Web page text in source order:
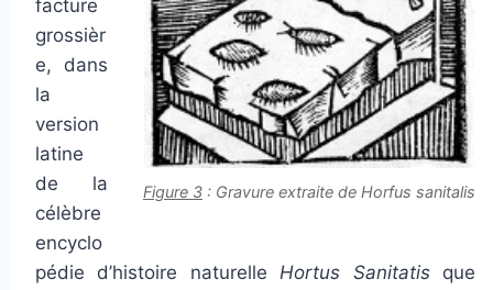
Figure 3 : Gravure extraite de Horfus sanitalis
facture
grossièr
e, dans
la
version
latine
de la
célèbre
encyclo
pédie d’histoire naturelleHortus Sanitatis que